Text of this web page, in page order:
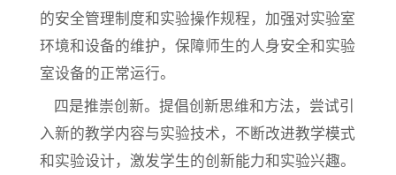
的安全管理制度和实验操作规程，加强对实验室
环境和设备的维护，保障师生的人身安全和实验
室设备的正常运行。
四是推崇创新。提倡创新思维和方法，尝试引
入新的教学内容与实验技术，不断改进教学模式
和实验设计，激发学生的创新能力和实验兴趣。